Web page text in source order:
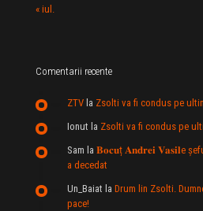
« iul.
Comentarii recente
ZTV la Zsolti va fi condus pe
Ionut la Zsolti va fi condus pe
Sam la 𝐁𝐨𝐜𝐮ț 𝐀𝐧𝐝𝐫𝐞𝐢 𝐕𝐚𝐬𝐢𝐥e
a decedat
Un_Baiat la Drum lin Zsolti.
pace!